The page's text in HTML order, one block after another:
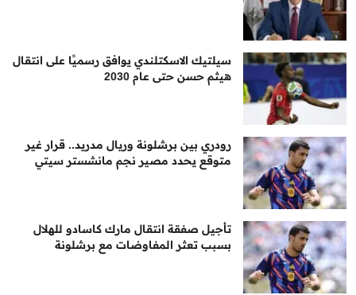
سيلتيك الاسكتلندي يوافق رسميًا على انتقال
هيثم حسن حتى عام 2030
رودري بين برشلونة وريال مدريد.. قرار غير
متوقع يحدد مصير نجم مانشستر سيتي
تأجيل صفقة انتقال مارك كاسادو للهلال
بسبب تعثر المفاوضات مع برشلونة